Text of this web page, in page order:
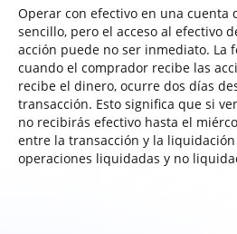
Operar con efectivo en una cuenta
sencillo, pero el acceso al efectivo
acción puede no ser inmediato. La
cuando el comprador recibe las
recibe el dinero, ocurre dos días
transacción. Esto significa que si
no recibirás efectivo hasta el
entre la transacción y la
operaciones liquidadas y no